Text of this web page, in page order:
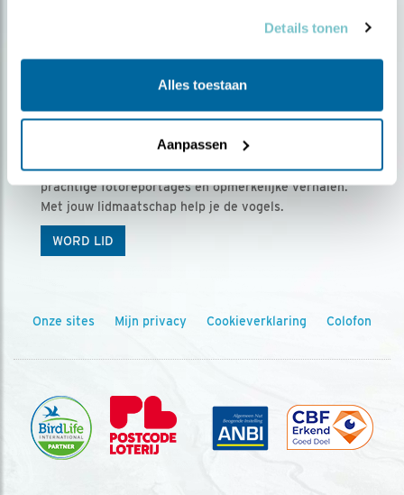
Details tonen
Alles toestaan
Aanpassen
Ontvang 5 x Vogels voor € 36,00 per jaar
Vogels is het tijdschrift voor onze leden, met
prachtige fotoreportages en opmerkelijke verhalen.
Met jouw lidmaatschap help je de vogels.
WORD LID
Onze sites Mijn privacy Cookieverklaring Colofon